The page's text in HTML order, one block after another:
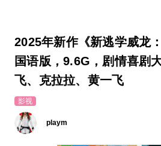
2025年新作《新逃学威龙
国语版，9.6G，剧情喜剧
飞、克拉拉、黄一飞
影视
playm